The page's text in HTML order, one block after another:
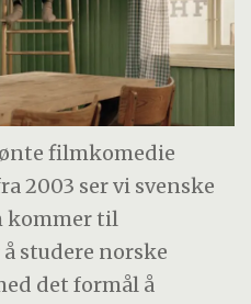
filmkomedie
2003 ser vi svenske
kommer til
studere norske
det formål å